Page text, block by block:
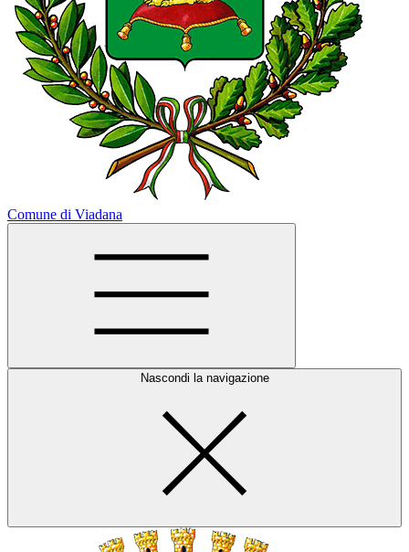
Comune di Viadana
Nascondi la navigazione